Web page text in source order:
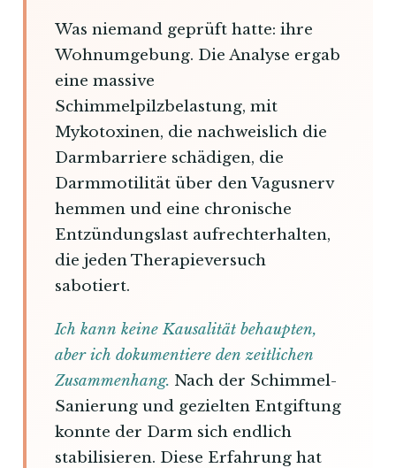
Was niemand geprüft hatte: ihre
Wohnumgebung. Die Analyse ergab
eine massive
Schimmelpilzbelastung, mit
Mykotoxinen, die nachweislich die
Darmbarriere schädigen, die
Darmmotilität über den Vagusnerv
hemmen und eine chronische
Entzündungslast aufrechterhalten,
die jeden Therapieversuch
sabotiert.
Ich kann keine Kausalität behaupten,
aber ich dokumentiere den zeitlichen
Zusammenhang. Nach der Schimmel-
Sanierung und gezielten Entgiftung
konnte der Darm sich endlich
stabilisieren. Diese Erfahrung hat